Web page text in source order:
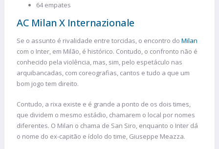
64 empates
AC Milan X Internazionale
Se o assunto é rivalidade entre torcidas, o encontro do Milan
com o Inter, em Milão, é histórico. Contudo, o confronto não é
conhecido pela violência, mas, sim, pelo espetáculo nas
arquibancadas, com coreografias, cantos e tudo a que um
bom jogo tem direito.
Contudo, a rixa existe e é grande a ponto de os dois times,
que dividem o mesmo estádio, chamarem o local por nomes
diferentes. O Milan o chama de San Siro, enquanto o Inter dá
o nome do ex-capitão e ídolo do time, Giuseppe Meazza.